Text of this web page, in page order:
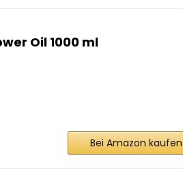
Oil 1000 ml
Bei Amazon kaufen